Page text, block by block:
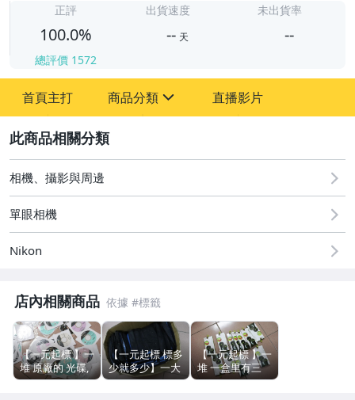
正評
100.0%
總評價 1572
出貨速度
-- 天
未出貨率
--
首頁主打 商品分類
美容保養與彩妝
相機、攝影與周邊
直播影片
相機、攝影與周邊
單眼相機
Nikon
店內相關商品
【一元起標 】一
堆 原廠的 光碟,
自己可以看, 全
【一元起標 標多
少就多少】一大
堆 放 保護鏡 的
【一元起標 】一
堆 一盒里有三
條, 口罩 舒壓口